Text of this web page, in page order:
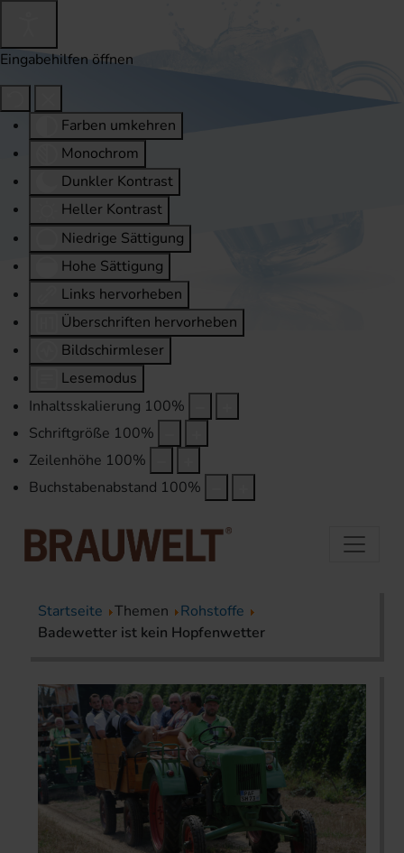
Eingabehilfen öffnen
Farben umkehren
Monochrom
Dunkler Kontrast
Heller Kontrast
Niedrige Sättigung
Hohe Sättigung
Links hervorheben
Überschriften hervorheben
Bildschirmleser
Lesemodus
Inhaltsskalierung 100%
Schriftgröße 100%
Zeilenhöhe 100%
Buchstabenabstand 100%
Startseite Themen
Rohstoffe
Badewetter ist kein Hopfenwetter